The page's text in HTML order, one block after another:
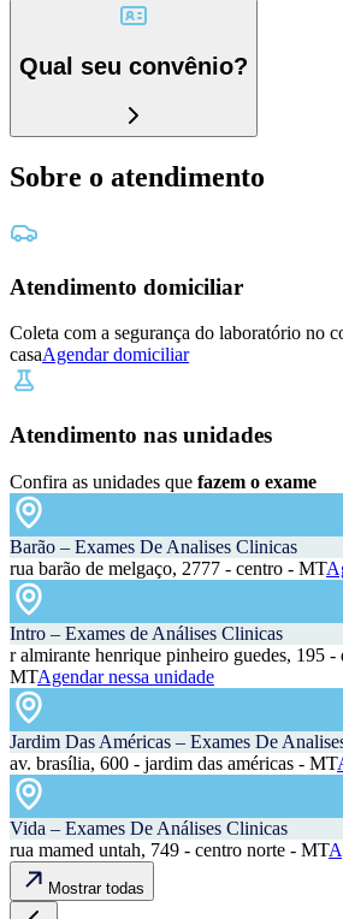
Qual seu convênio?
Sobre o atendimento
Atendimento domiciliar
Coleta com a segurança do laboratório no
casaAgendar domiciliar
Atendimento nas unidades
Confira as unidades que fazem o exame
Barão – Exames De Analises Clinicas
rua barão de melgaço, 2777 - centro - MT
Intro – Exames de Análises Clinicas
r almirante henrique pinheiro guedes, 195 -
MTAgendar nessa unidade
Jardim Das Américas – Exames De
av. brasília, 600 - jardim das américas - MT
Vida – Exames De Análises Clinicas
rua mamed untah, 749 - centro norte - MT
Mostrar todas